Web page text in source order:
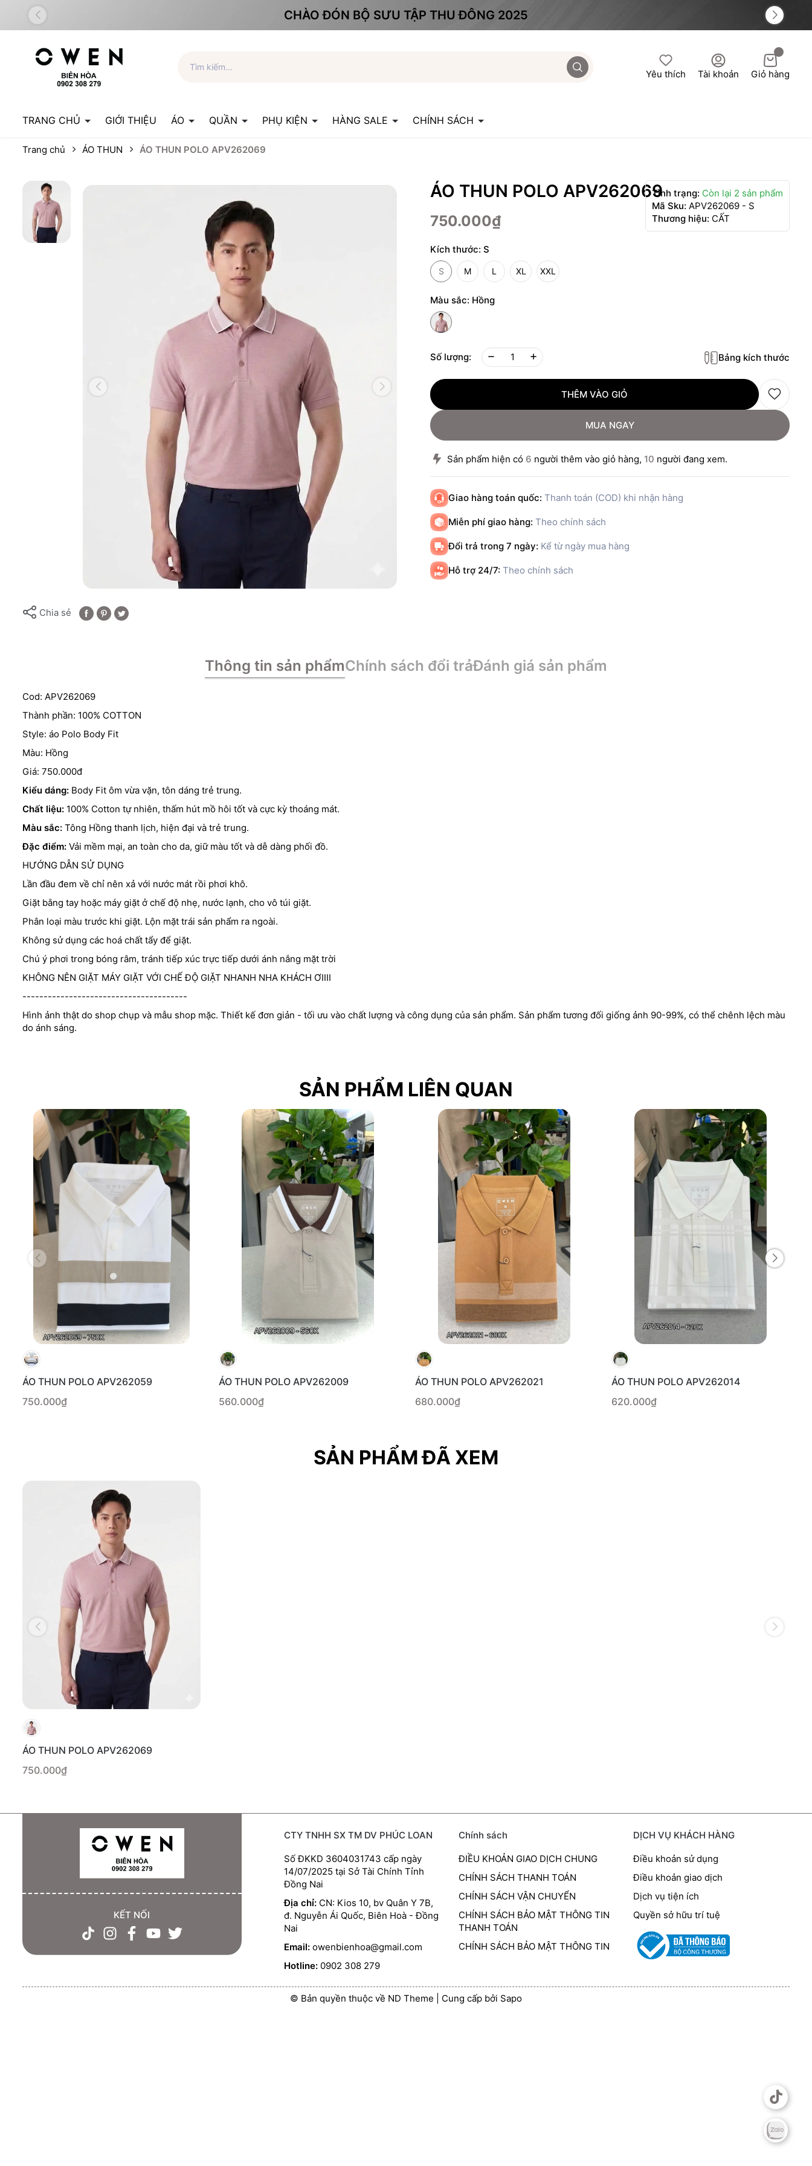
CHÀO ĐÓN BỘ SƯU TẬP THU ĐÔNG 2025
Yêu thích Tài khoản Giỏ hàng
TRANG CHỦ GIỚI THIỆU ÁO QUẦN PHỤ KIỆN HÀNG SALE CHÍNH SÁCH
Trang chủ ÁO THUN ÁO THUN POLO APV262069
Chia sẻ
ÁO THUN POLO APV262069
750.000₫
Tình trạng: Còn lại 2 sản phẩm
Mã Sku: APV262069 - S
Thương hiệu: CẤT
Kích thước: S
S M L XL XXL
Màu sắc: Hồng
Bảng kích thước
Số lượng:
THÊM VÀO GIỎ
MUA NGAY
Sản phẩm hiện có 6 người thêm vào giỏ hàng, 10 người đang xem.
Giao hàng toán quốc: Thanh toán (COD) khi nhận hàng
Miễn phí giao hàng: Theo chính sách
Đổi trả trong 7 ngày: Kể từ ngày mua hàng
Hỗ trợ 24/7: Theo chính sách
Thông tin sản phẩmChính sách đổi trảĐánh giá sản phẩm
Cod: APV262069
Thành phần: 100% COTTON
Style: áo Polo Body Fit
Màu: Hồng
Giá: 750.000đ
Kiểu dáng: Body Fit ôm vừa vặn, tôn dáng trẻ trung.
Chất liệu: 100% Cotton tự nhiên, thấm hút mồ hôi tốt và cực kỳ thoáng mát.
Màu sắc: Tông Hồng thanh lịch, hiện đại và trẻ trung.
Đặc điểm: Vải mềm mại, an toàn cho da, giữ màu tốt và dễ dàng phối đồ.
HƯỚNG DẪN SỬ DỤNG
Lần đầu đem về chỉ nên xả với nước mát rồi phơi khô.
Giặt bằng tay hoặc máy giặt ở chế độ nhẹ, nước lạnh, cho vô túi giặt.
Phân loại màu trước khi giặt. Lộn mặt trái sản phẩm ra ngoài.
Không sử dụng các hoá chất tẩy để giặt.
Chú ý phơi trong bóng râm, tránh tiếp xúc trực tiếp dưới ánh nắng mặt trời
KHÔNG NÊN GIẶT MÁY GIẶT VỚI CHẾ ĐỘ GIẶT NHANH NHA KHÁCH ƠIIII
---------------------------------------
Hình ảnh thật do shop chụp và mẫu shop mặc. Thiết kế đơn giản - tối ưu vào chất lượng và công dụng của sản phẩm. Sản phẩm tương đối giống ảnh 90-99%, có thể chênh lệch màu
do ánh sáng.
SẢN PHẨM LIÊN QUAN
ÁO THUN POLO APV262059
750.000₫
ÁO THUN POLO APV262009
560.000₫
ÁO THUN POLO APV262021
680.000₫
ÁO THUN POLO APV262014
620.000₫
SẢN PHẨM ĐÃ XEM
ÁO THUN POLO APV262069
750.000₫
KẾT NỐI
CTY TNHH SX TM DV PHÚC LOAN
Số ĐKKD 3604031743 cấp ngày
14/07/2025 tại Sở Tài Chính Tỉnh
Đồng Nai
Địa chỉ: CN: Kios 10, bv Quân Y 7B,
đ. Nguyễn Ái Quốc, Biên Hoà - Đồng
Nai
Email: owenbienhoa@gmail.com
Hotline: 0902 308 279
Chính sách
ĐIỀU KHOẢN GIAO DỊCH CHUNG
CHÍNH SÁCH THANH TOÁN
CHÍNH SÁCH VẬN CHUYỂN
CHÍNH SÁCH BẢO MẬT THÔNG TIN
THANH TOÁN
CHÍNH SÁCH BẢO MẬT THÔNG TIN
DỊCH VỤ KHÁCH HÀNG
Điều khoản sử dụng
Điều khoản giao dịch
Dịch vụ tiện ích
Quyền sở hữu trí tuệ
© Bản quyền thuộc về ND Theme Cung cấp bởi Sapo